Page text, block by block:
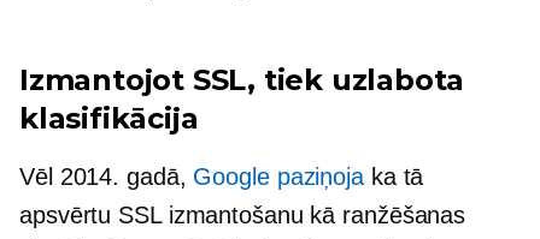
Izmantojot SSL, tiek uzlabota
klasifikācija
Vēl 2014. gadā, Google paziņojaka tā
apsvērtu SSL izmantošanu kā ranžēšanas